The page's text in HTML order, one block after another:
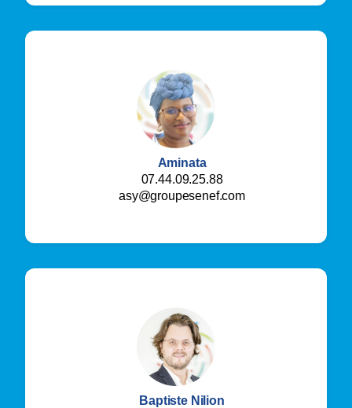
Aminata
07.44.09.25.88
asy@groupesenef.com
Baptiste Nilion